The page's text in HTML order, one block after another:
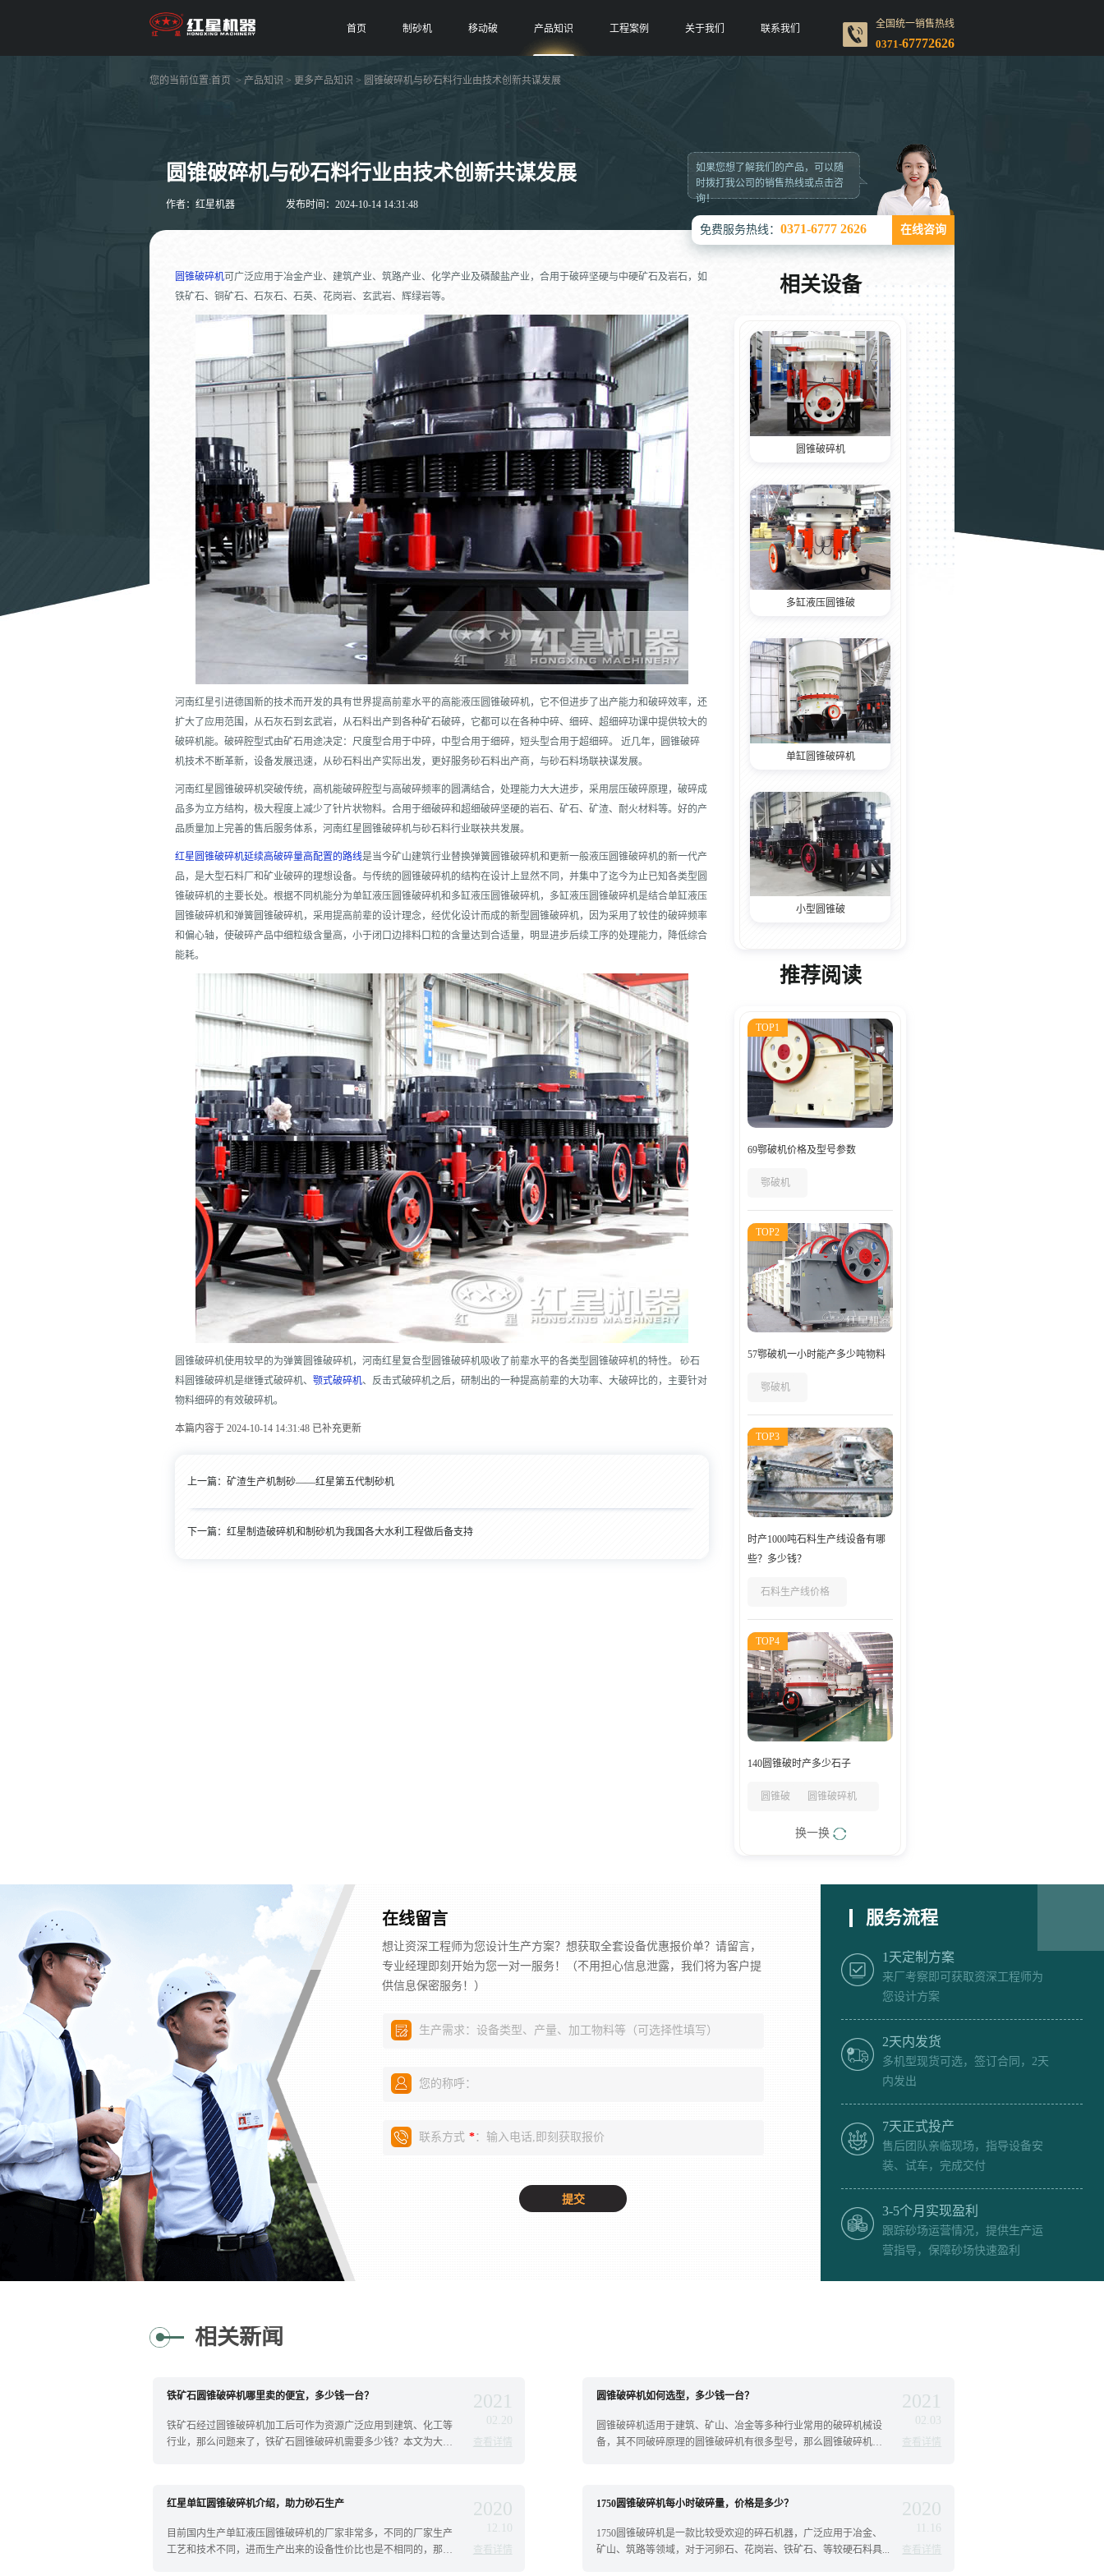
全国统一销售热线
0371-67772626
首页 制砂机 移动破 产品知识 工程案例 关于我们 联系我们
您的当前位置:首页 > 产品知识 > 更多产品知识 > 圆锥破碎机与砂石料行业由技术创新共谋发展
圆锥破碎机与砂石料行业由技术创新共谋发展
作者：红星机器 发布时间：2024-10-14 14:31:48
圆锥破碎机可广泛应用于冶金产业、建筑产业、筑路产业、化学产业及磷酸盐产业，合用于破碎坚硬与中硬矿石及岩石，如
铁矿石、铜矿石、石灰石、石英、花岗岩、玄武岩、辉绿岩等。
河南红星引进德国新的技术而开发的具有世界提高前辈水平的高能液压圆锥破碎机，它不但进步了出产能力和破碎效率，还
扩大了应用范围，从石灰石到玄武岩，从石料出产到各种矿石破碎，它都可以在各种中碎、细碎、超细碎功课中提供较大的
破碎机能。破碎腔型式由矿石用途决定：尺度型合用于中碎，中型合用于细碎，短头型合用于超细碎。 近几年，圆锥破碎
机技术不断革新，设备发展迅速，从砂石料出产实际出发，更好服务砂石料出产商，与砂石料场联袂谋发展。
河南红星圆锥破碎机突破传统，高机能破碎腔型与高破碎频率的圆满结合，处理能力大大进步，采用层压破碎原理，破碎成
品多为立方结构，极大程度上减少了针片状物料。合用于细破碎和超细破碎坚硬的岩石、矿石、矿渣、耐火材料等。好的产
品质量加上完善的售后服务体系，河南红星圆锥破碎机与砂石料行业联袂共发展。
红星圆锥破碎机延续高破碎量高配置的路线是当今矿山建筑行业替换弹簧圆锥破碎机和更新一般液压圆锥破碎机的新一代产
品，是大型石料厂和矿业破碎的理想设备。与传统的圆锥破碎机的结构在设计上显然不同，并集中了迄今为止已知各类型圆
锥破碎机的主要长处。根据不同机能分为单缸液压圆锥破碎机和多缸液压圆锥破碎机，多缸液压圆锥破碎机是结合单缸液压
圆锥破碎机和弹簧圆锥破碎机，采用提高前辈的设计理念，经优化设计而成的新型圆锥破碎机，因为采用了较佳的破碎频率
和偏心轴，使破碎产品中细粒级含量高，小于闭口边排料口粒的含量达到合适量，明显进步后续工序的处理能力，降低综合
能耗。
圆锥破碎机使用较早的为弹簧圆锥破碎机，河南红星复合型圆锥破碎机吸收了前辈水平的各类型圆锥破碎机的特性。 砂石
料圆锥破碎机是继锤式破碎机、 颚式破碎机、反击式破碎机之后，研制出的一种提高前辈的大功率、大破碎比的，主要针对
物料细碎的有效破碎机。
本篇内容于 2024-10-14 14:31:48 已补充更新
上一篇： 矿渣生产机制砂——红星第五代制砂机
下一篇： 红星制造破碎机和制砂机为我国各大水利工程做后备支持
免费服务热线： 0371-6777 2626 在线咨询
如果您想了解我们的产品，可以随
时拨打我公司的销售热线或点击咨
询！
相关设备
圆锥破碎机
多缸液压圆锥破
单缸圆锥破碎机
小型圆锥破
推荐阅读
TOP1
69鄂破机价格及型号参数
鄂破机
TOP2
57鄂破机一小时能产多少吨物料
鄂破机
TOP3
时产1000吨石料生产线设备有哪
些？多少钱？
石料生产线价格
TOP4
140圆锥破时产多少石子
圆锥破 圆锥破碎机
换一换
在线留言
想让资深工程师为您设计生产方案？想获取全套设备优惠报价单？请留言，
专业经理即刻开始为您一对一服务！（不用担心信息泄露，我们将为客户提
供信息保密服务！）
生产需求：设备类型、产量、加工物料等（可选择性填写）
您的称呼：
联系方式 *：输入电话,即刻获取报价
服务流程
1天定制方案
来厂考察即可获取资深工程师为
您设计方案
2天内发货
多机型现货可选，签订合同，2天
内发出
7天正式投产
售后团队亲临现场，指导设备安
装、试车，完成交付
3-5个月实现盈利
跟踪砂场运营情况，提供生产运
营指导，保障砂场快速盈利
相关新闻
铁矿石圆锥破碎机哪里卖的便宜，多少钱一台？
铁矿石经过圆锥破碎机加工后可作为资源广泛应用到建筑、化工等
行业，那么问题来了，铁矿石圆锥破碎机需要多少钱？本文为大家
2021
02.20
查看详情
圆锥破碎机如何选型，多少钱一台？
圆锥破碎机适用于建筑、矿山、冶金等多种行业常用的破碎机械设
备，其不同破碎原理的圆锥破碎机有很多型号，那么圆锥破碎机怎
2021
02.03
查看详情
红星单缸圆锥破碎机介绍，助力砂石生产
目前国内生产单缸液压圆锥破碎机的厂家非常多，不同的厂家生产
工艺和技术不同，进而生产出来的设备性价比也是不相同的，那么
2020
12.10
查看详情
1750圆锥破碎机每小时破碎量，价格是多少？
1750圆锥破碎机是一款比较受欢迎的碎石机器，广泛应用于冶金、
矿山、筑路等领域，对于河卵石、花岗岩、铁矿石、等较硬石料具...
2020
11.16
查看详情